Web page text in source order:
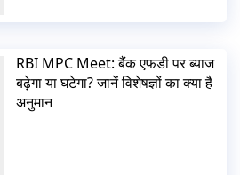
RBI MPC Meet: बैंक एफडी पर ब्याज
बढ़ेगा या घटेगा? जानें विशेषज्ञों का क्या है
अनुमान